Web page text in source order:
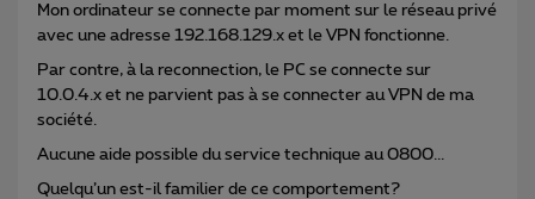
Mon ordinateur se connecte par moment sur le réseau privé
avec une adresse 192.168.129.x et le VPN fonctionne.
Par contre, à la reconnection, le PC se connecte sur
10.0.4.x et ne parvient pas à se connecter au VPN de ma
société.
Aucune aide possible du service technique au 0800...
Quelqu’un est-il familier de ce comportement?